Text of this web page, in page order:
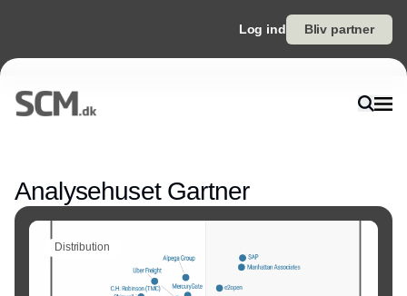
Log ind Bliv partner
Analysehuset Gartner
Distribution